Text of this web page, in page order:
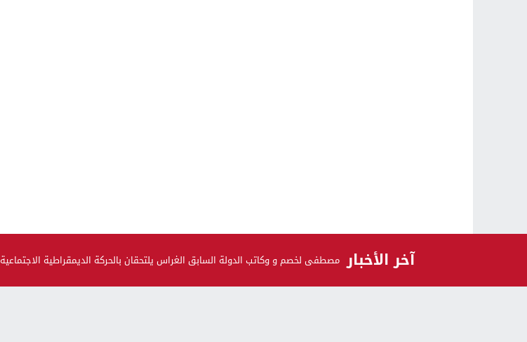
صحة و جمال
آخر الأخبار مصطفى لخصم و وكاتب الدولة السابق الغراس يلتحقان بالحركة الديمقراطية الاجتماعية